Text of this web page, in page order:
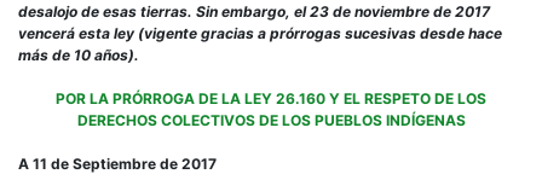
desalojo de esas tierras. Sin embargo, el 23 de noviembre de 2017
vencerá esta ley (vigente gracias a prórrogas sucesivas desde hace
más de 10 años).
POR LA PRÓRROGA DE LA LEY 26.160 Y EL RESPETO DE LOS
DERECHOS COLECTIVOS DE LOS PUEBLOS INDÍGENAS
A 11 de Septiembre de 2017